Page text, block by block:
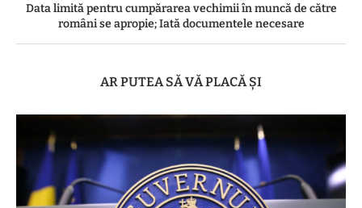
Data limită pentru cumpărarea vechimii în muncă de către
români se apropie; Iată documentele necesare
AR PUTEA SĂ VĂ PLACĂ ȘI